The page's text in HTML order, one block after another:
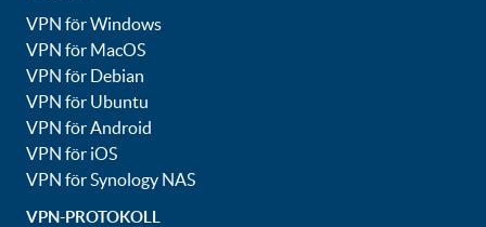
VPN för Windows
VPN för MacOS
VPN för Debian
VPN för Ubuntu
VPN för Android
VPN för iOS
VPN för Synology NAS
VPN-PROTOKOLL